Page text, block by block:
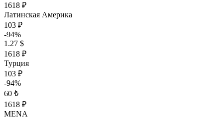
1618 ₽
Латинская Америка
103 ₽
-94%
1.27 $
1618 ₽
Турция
103 ₽
-94%
60 ₺
1618 ₽
MENA